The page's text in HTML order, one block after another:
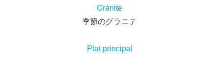
Granite
季節のグラニテ
Plat principal